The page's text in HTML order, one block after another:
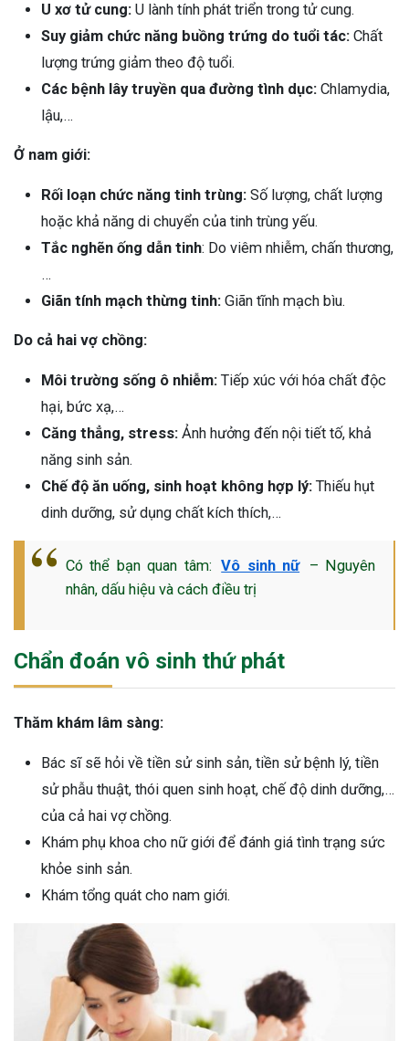
Sau Sinh Có Tự Khỏi
Thông Tin Cần Biết
sau sinh là tình trạng viêm da
của chị em trở nên khô...
U xơ tử cung: U lành tính phát triển trong tử cung.
Suy giảm chức năng buồng trứng do tuổi tác: Chất
lượng trứng giảm theo độ tuổi.
Các bệnh lây truyền qua đường tình dục: Chlamydia,
lậu,…
Ở nam giới:
Rối loạn chức năng tinh trùng: Số lượng, chất lượng
hoặc khả năng di chuyển của tinh trùng yếu.
Tắc nghẽn ống dẫn tinh: Do viêm nhiễm, chấn thương,
…
Giãn tính mạch thừng tinh: Giãn tĩnh mạch bìu.
Do cả hai vợ chồng:
Môi trường sống ô nhiễm: Tiếp xúc với hóa chất độc
hại, bức xạ,…
Căng thẳng, stress: Ảnh hưởng đến nội tiết tố, khả
năng sinh sản.
Chế độ ăn uống, sinh hoạt không hợp lý: Thiếu hụt
dinh dưỡng, sử dụng chất kích thích,…
Có thể bạn quan tâm: Vô sinh nữ
– Nguyên
nhân, dấu hiệu và cách điều trị
Chẩn đoán vô sinh thứ phát
Thăm khám lâm sàng:
Bác sĩ sẽ hỏi về tiền sử sinh sản, tiền sử bệnh lý, tiền
sử phẫu thuật, thói quen sinh hoạt, chế độ dinh dưỡng,…
của cả hai vợ chồng.
Khám phụ khoa cho nữ giới để đánh giá tình trạng sức
khỏe sinh sản.
Khám tổng quát cho nam giới.